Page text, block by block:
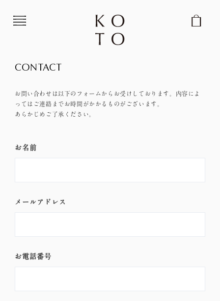
CART
CONTACT
お問い合わせは以下のフォームからお受けしております。内容によ
ってはご連絡までお時間がかかるものがございます。
あらかじめご了承ください。
問
せ
フ
ム
お名前
メールアドレス
お電話番号